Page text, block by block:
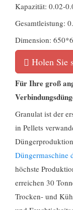
Kapazität: 0.02-
Gesamtleistung:
Dimension:
Holen Sie
Für Ihre groß
Granulat ist der
in Pellets
Düngermaschine
höchste
erreichen 30
Trocken- und